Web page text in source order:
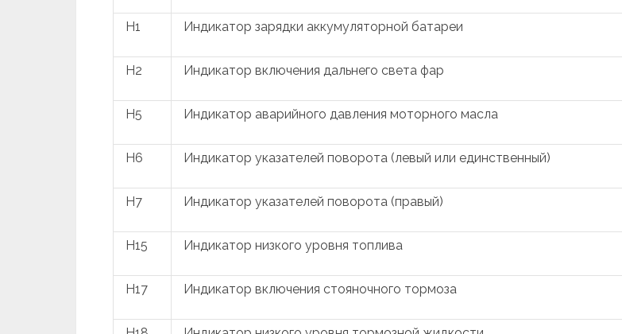
H1 Индикатор зарядки аккумуляторной батареи
H2 Индикатор включения дальнего света фар
H5 Индикатор аварийного давления моторного масла
H6 Индикатор указателей поворота (левый или единственный)
H7 Индикатор указателей поворота (правый)
H15 Индикатор низкого уровня топлива
H17 Индикатор включения стояночного тормоза